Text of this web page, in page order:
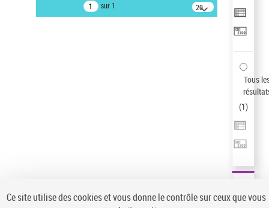
Type de notice d'autorité
sur 1
20
résultats/page
Tous
(1)
Ce site utilise des cookies et vous donne le contrôle sur ceux que vous